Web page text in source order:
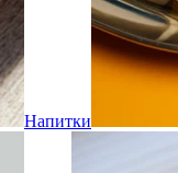
Напитки